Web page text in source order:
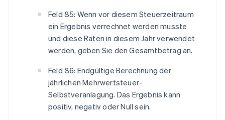
Feld 85: Wenn vor diesem Steuerzeitraum
ein Ergebnis verrechnet werden musste
und diese Raten in diesem Jahr verwendet
werden, geben Sie den Gesamtbetrag an.
Feld 86: Endgültige Berechnung der
jährlichen Mehrwertsteuer-
Selbstveranlagung. Das Ergebnis kann
positiv, negativ oder Null sein.